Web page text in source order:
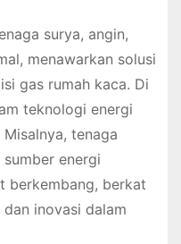
surya, angin,
menawarkan solusi
gas rumah kaca. Di
teknologi energi
tenaga
energi
berkembang, berkat
inovasi dalam